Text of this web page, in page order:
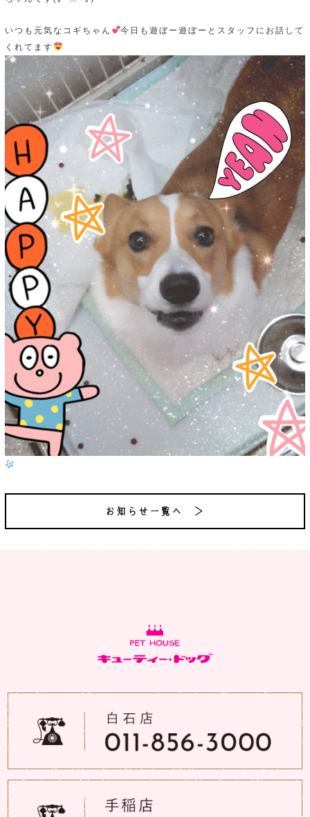
いつも元気なコギちゃん
今日も遊ぼー遊ぼーとスタッフにお話して
くれてます
お知らせ一覧へ ＞